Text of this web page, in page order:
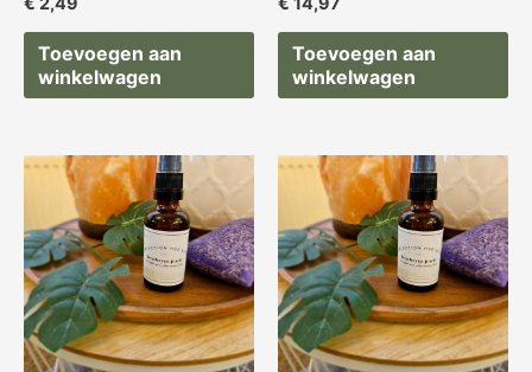
Toevoegen aan
winkelwagen
Toevoegen aan
winkelwagen
Oorspronkelijke
prijs
was:
€ 20,97.
Huidige
prijs
is:
€ 14,97.
Oorspronkelijke
prijs
was:
€ 25,97.
Huidige
prijs
is:
€ 19,97.